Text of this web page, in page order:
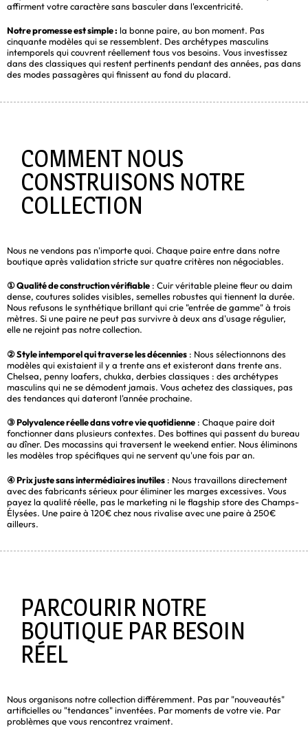
affirment votre caractère sans basculer dans l'excentricité.
Notre promesse est simple : la bonne paire, au bon moment. Pas
cinquante modèles qui se ressemblent. Des archétypes masculins
intemporels qui couvrent réellement tous vos besoins. Vous investissez
dans des classiques qui restent pertinents pendant des années, pas dans
des modes passagères qui finissent au fond du placard.
COMMENT NOUS
CONSTRUISONS NOTRE
COLLECTION
Nous ne vendons pas n'importe quoi. Chaque paire entre dans notre
boutique après validation stricte sur quatre critères non négociables.
① Qualité de construction vérifiable : Cuir véritable pleine fleur ou daim
dense, coutures solides visibles, semelles robustes qui tiennent la durée.
Nous refusons le synthétique brillant qui crie "entrée de gamme" à trois
mètres. Si une paire ne peut pas survivre à deux ans d'usage régulier,
elle ne rejoint pas notre collection.
② Style intemporel qui traverse les décennies : Nous sélectionnons des
modèles qui existaient il y a trente ans et existeront dans trente ans.
Chelsea, penny loafers, chukka, derbies classiques : des archétypes
masculins qui ne se démodent jamais. Vous achetez des classiques, pas
des tendances qui dateront l'année prochaine.
③ Polyvalence réelle dans votre vie quotidienne : Chaque paire doit
fonctionner dans plusieurs contextes. Des bottines qui passent du bureau
au dîner. Des mocassins qui traversent le weekend entier. Nous éliminons
les modèles trop spécifiques qui ne servent qu'une fois par an.
④ Prix juste sans intermédiaires inutiles : Nous travaillons directement
avec des fabricants sérieux pour éliminer les marges excessives. Vous
payez la qualité réelle, pas le marketing ni le flagship store des Champs-
Élysées. Une paire à 120€ chez nous rivalise avec une paire à 250€
ailleurs.
PARCOURIR NOTRE
BOUTIQUE PAR BESOIN
RÉEL
Nous organisons notre collection différemment. Pas par "nouveautés"
artificielles ou "tendances" inventées. Par moments de votre vie. Par
problèmes que vous rencontrez vraiment.